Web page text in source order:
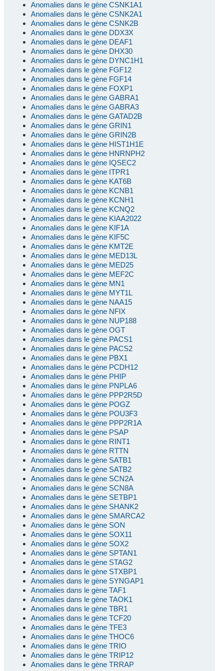
Anomalies dans le gène CSNK1A1
Anomalies dans le gène CSNK2A1
Anomalies dans le gène CSNK2B
Anomalies dans le gène DDX3X
Anomalies dans le gène DEAF1
Anomalies dans le gène DHX30
Anomalies dans le gène DYNC1H1
Anomalies dans le gène FGF12
Anomalies dans le gène FGF14
Anomalies dans le gène FOXP1
Anomalies dans le gène GABRA1
Anomalies dans le gène GABRA3
Anomalies dans le gène GATAD2B
Anomalies dans le gène GRIN1
Anomalies dans le gène GRIN2B
Anomalies dans le gène HIST1H1E
Anomalies dans le gène HNRNPH2
Anomalies dans le gène IQSEC2
Anomalies dans le gène ITPR1
Anomalies dans le gène KAT6B
Anomalies dans le gène KCNB1
Anomalies dans le gène KCNH1
Anomalies dans le gène KCNQ2
Anomalies dans le gène KIAA2022
Anomalies dans le gène KIF1A
Anomalies dans le gène KIF5C
Anomalies dans le gène KMT2E
Anomalies dans le gène MED13L
Anomalies dans le gène MED25
Anomalies dans le gène MEF2C
Anomalies dans le gène MN1
Anomalies dans le gène MYT1L
Anomalies dans le gène NAA15
Anomalies dans le gène NFIX
Anomalies dans le gène NUP188
Anomalies dans le gène OGT
Anomalies dans le gène PACS1
Anomalies dans le gène PACS2
Anomalies dans le gène PBX1
Anomalies dans le gène PCDH12
Anomalies dans le gène PHIP
Anomalies dans le gène PNPLA6
Anomalies dans le gène PPP2R5D
Anomalies dans le gène POGZ
Anomalies dans le gène POU3F3
Anomalies dans le gène PPP2R1A
Anomalies dans le gène PSAP
Anomalies dans le gène RINT1
Anomalies dans le gène RTTN
Anomalies dans le gène SATB1
Anomalies dans le gène SATB2
Anomalies dans le gène SCN2A
Anomalies dans le gène SCN8A
Anomalies dans le gène SETBP1
Anomalies dans le gène SHANK2
Anomalies dans le gène SMARCA2
Anomalies dans le gène SON
Anomalies dans le gène SOX11
Anomalies dans le gène SOX2
Anomalies dans le gène SPTAN1
Anomalies dans le gène STAG2
Anomalies dans le gène STXBP1
Anomalies dans le gène SYNGAP1
Anomalies dans le gène TAF1
Anomalies dans le gène TAOK1
Anomalies dans le gène TBR1
Anomalies dans le gène TCF20
Anomalies dans le gène TFE3
Anomalies dans le gène THOC6
Anomalies dans le gène TRIO
Anomalies dans le gène TRIP12
Anomalies dans le gène TRRAP